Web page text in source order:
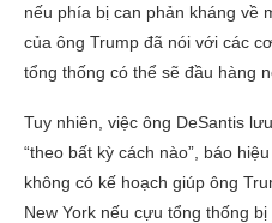
nếu phía bị can phản kháng về
của ông Trump đã nói với các
tổng thống có thể sẽ đầu hàng
Tuy nhiên, việc ông DeSantis
“theo bất kỳ cách nào”, báo
không có kế hoạch giúp ông
New York nếu cựu tổng thống bị